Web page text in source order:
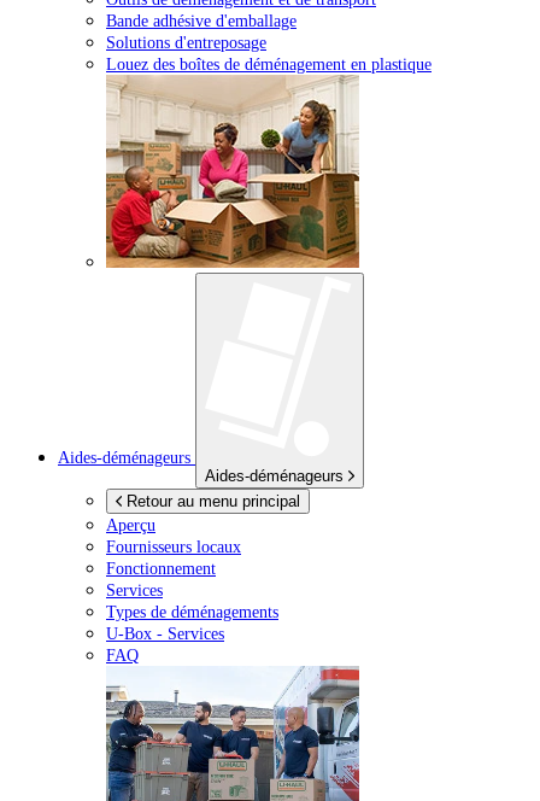
Bande adhésive d'emballage
Solutions d'entreposage
Louez des boîtes de déménagement en plastique
Aides-déménageurs
Aides-déménageurs
Retour au menu principal
Aperçu
Fournisseurs locaux
Fonctionnement
Services
Types de déménagements
U-Box - Services
FAQ